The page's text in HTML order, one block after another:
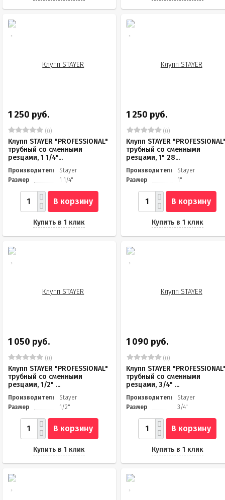
1 250 руб.
(0)
Клупп STAYER "PROFESSIONAL"
трубный со сменными
резцами, 1 1/4"...
Производитель
Stayer
Размер
1 1/4"
В корзину
Купить в 1 клик
1 250 руб.
(0)
Клупп STAYER
трубный со сменными
резцами, 1" 28...
Производитель
Stayer
Размер
1"
В корзину
Купить в 1 клик
1 050 руб.
(0)
Клупп STAYER "PROFESSIONAL"
трубный со сменными
резцами, 1/2" ...
Производитель
Stayer
Размер
1/2"
В корзину
Купить в 1 клик
1 090 руб.
(0)
Клупп STAYER
трубный со сменными
резцами, 3/4" ...
Производитель
Stayer
Размер
3/4"
В корзину
Купить в 1 клик